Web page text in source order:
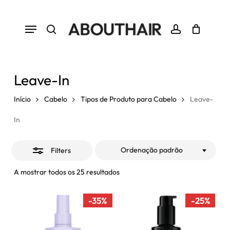
search account
Menu Cart Close
Cart
Leave-In
Início Cabelo Tipos de Produto para Cabelo Leave-
In
Filters
A mostrar todos os 25 resultados
Ordenação padrão
Filters
-35% -25%